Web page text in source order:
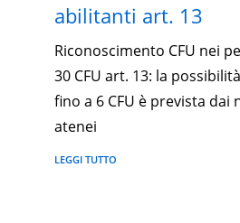
abilitanti art. 13
Riconoscimento CFU nei
30 CFU art. 13: la
fino a 6 CFU è prevista dai
atenei
LEGGI TUTTO